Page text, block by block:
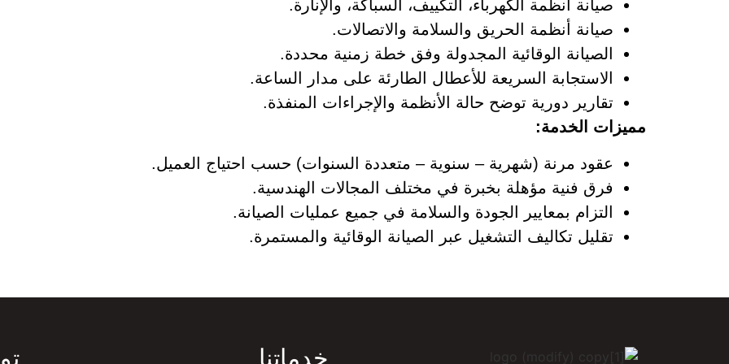
صيانة أنظمة الكهرباء، التكييف، السباكة، والإنارة.
صيانة أنظمة الحريق والسلامة والاتصالات.
الصيانة الوقائية المجدولة وفق خطة زمنية محددة.
الاستجابة السريعة للأعطال الطارئة على مدار الساعة.
تقارير دورية توضح حالة الأنظمة والإجراءات المنفذة.
مميزات الخدمة:
عقود مرنة (شهرية – سنوية – متعددة السنوات) حسب احتياج العميل.
فرق فنية مؤهلة بخبرة في مختلف المجالات الهندسية.
التزام بمعايير الجودة والسلامة في جميع عمليات الصيانة.
تقليل تكاليف التشغيل عبر الصيانة الوقائية والمستمرة.
خدماتنا